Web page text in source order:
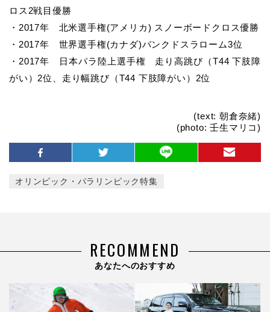
ロス2戦目優勝
・2017年 北米選手権(アメリカ) スノーボードクロス優勝
・2017年 世界選手権(カナダ)バンクドスラローム3位
・2017年 日本パラ陸上選手権 走り高跳び（T44 下肢障
がい）2位、走り幅跳び（T44 下肢障がい）2位
(text: 朝倉奈緒)
(photo: 壬生マリコ)
オリンピック・パラリンピック特集
RECOMMEND
あなたへのおすすめ